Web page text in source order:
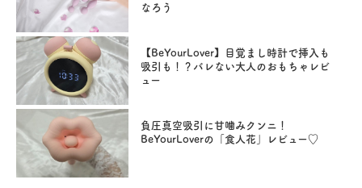
なろう
【BeYourLover】目覚まし時計で挿入も
吸引も！？バレない大人のおもちゃレビ
ュー
負圧真空吸引に甘噛みクンニ！
BeYourLoverの「食人花」レビュー♡